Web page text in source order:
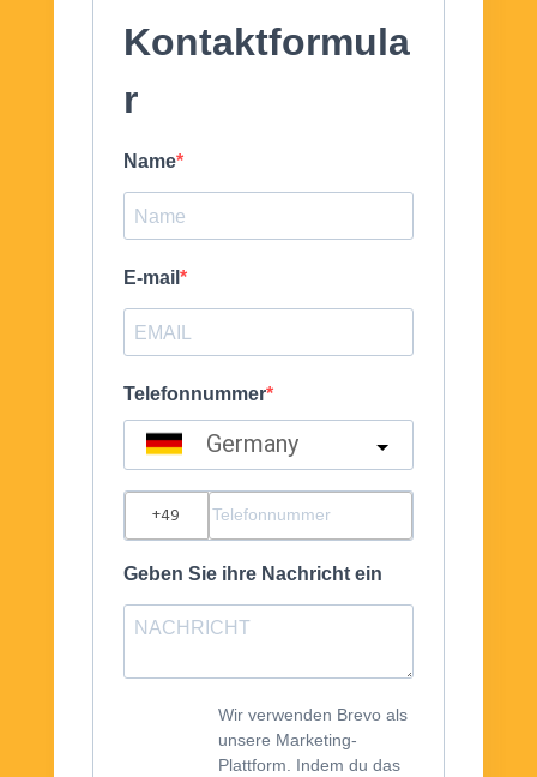
Kontaktformula
r
Name
E-mail
Telefonnummer
Germany
Geben Sie ihre Nachricht ein
Wir verwenden Brevo als
unsere Marketing-
Plattform. Indem du das